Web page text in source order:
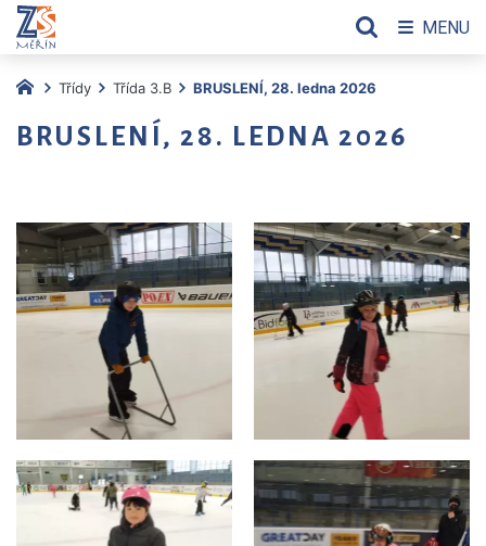
Třídy Třída 3.B BRUSLENÍ, 28. ledna 2026
BRUSLENÍ, 28. LEDNA 2026
MENU